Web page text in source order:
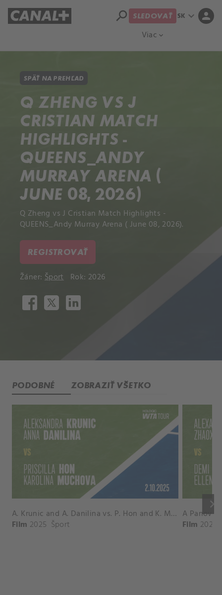
Viac expand_more
search SLEDOVAŤ SK expand_more person
SPÄŤ NA PREHĽAD
Q ZHENG VS J
CRISTIAN MATCH
HIGHLIGHTS -
QUEENS_ANDY
MURRAY ARENA (
JUNE 08, 2026)
Q Zheng vs J Cristian Match Highlights -
QUEENS_Andy Murray Arena ( June 08, 2026).
REGISTROVAŤ
Žáner: Šport Rok: 2026
PODOBNÉ ZOBRAZIŤ VŠETKO
keyboard_arrow_right
A. Krunic and A. Danilina vs. P. Hon and K. Muchova Match Highlights - BEIJING_Capital Group Diamond ( October 02, 2025)
Film 2025 Šport Film 2026